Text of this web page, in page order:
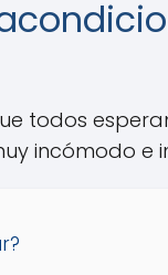
todos
incómodo e